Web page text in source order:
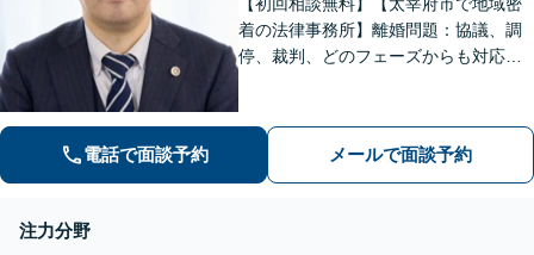
着の法律事務所】離婚問題：協議、調
停、裁判、どのフェーズからも対応！
停、審判どのフェーズからも対応 弁
護士介入で話し合いを前に進めます
電話で面談予約 メールで面談予約
注力分野